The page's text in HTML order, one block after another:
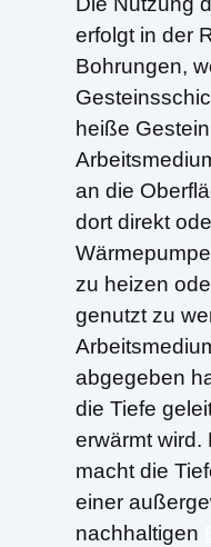
erfolgt in der
Bohrungen,
heiße
an die
dort direkt
zu heizen
genutzt zu
abgegeben
die Tiefe
erwärmt wird.
macht die
einer
nachhaltigen